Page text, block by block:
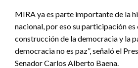
MIRA ya es parte importante de la
nacional, por eso su participación es
construcción de la democracia y la
democracia no es paz”, señaló el
Senador Carlos Alberto Baena.